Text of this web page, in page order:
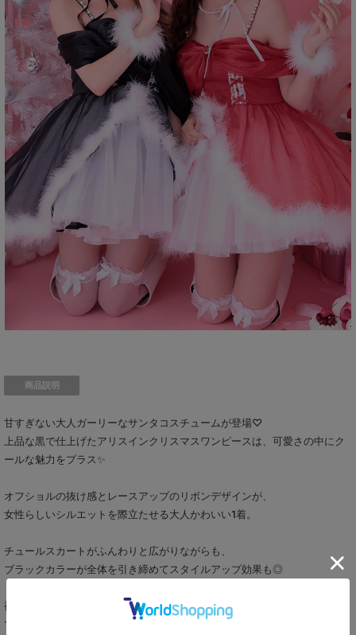
商品説明
甘すぎない大人ガーリーなサンタコスチュームが登場♡
上品な黒で仕上げたアリスインクリスマスワンピースは、可愛さの中にク
ールな魅力をプラス✨
オフショルの抜け感とレースアップのリボンデザインが、
女性らしいシルエットを際立たせる大人かわいい1着。
チュールスカートがふんわりと広がりながらも、
ブラックカラーが全体を引き締めてスタイルアップ効果も◎
裾のファーで季節感を演出しつつ、派手すぎない上品なツヤ感がイベント
でも好印象♡